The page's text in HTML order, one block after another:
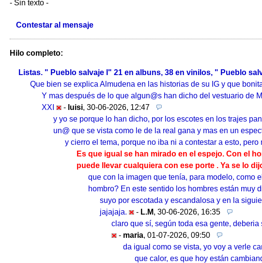
- Sin texto -
Contestar al mensaje
Hilo completo:
Listas. " Pueblo salvaje I" 21 en albuns, 38 en vinilos, " Pueblo
Que bien se explica Almudena en las historias de su IG y que
Y mas después de lo que algun@s han dicho del vestuario de
XXI
- luisi, 30-06-2026, 12:47
y yo se porque lo han dicho, por los escotes en los trajes
un@ que se vista como le de la real gana y mas en un
y cierro el tema, porque no iba ni a contestar a esto,
Es que igual se han mirado en el espejo. Con el
puede llevar cualquiera con ese porte . Ya se lo
que con la imagen que tenía, para modelo, como
hombro? En este sentido los hombres están muy
suyo por escotada y escandalosa y en la
jajajaja.
- L.M, 30-06-2026, 16:35
claro que sí, según toda esa gente,
- maria, 01-07-2026, 09:50
da igual como se vista, yo voy a verle
que calor, es que hoy están